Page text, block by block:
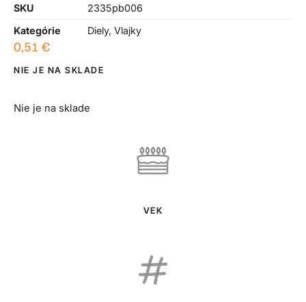
SKU
2335pb006
Kategórie
Diely, Vlajky
0,51 €
NIE JE NA SKLADE
Nie je na sklade
VEK